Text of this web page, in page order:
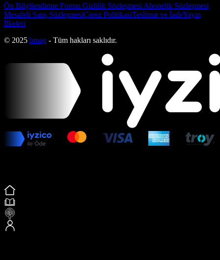
Ön Bilgilendirme Formu Gizlilik Sözleşmesi Abonelik Sözleşmesi
Mesafeli Satış SözleşmesiÇerez PolitikasıTeslimat ve İadeYayın
İlkeleri
© 2025 bmag - Tüm hakları saklıdır.